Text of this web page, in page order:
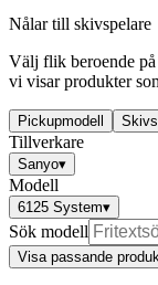
Nålar till skivspelare
Välj flik beroende
vi visar produkter
Pickupmodell
Tillverkare
Sanyo▾
Modell
6125 System▾
Sök modell
Visa passande